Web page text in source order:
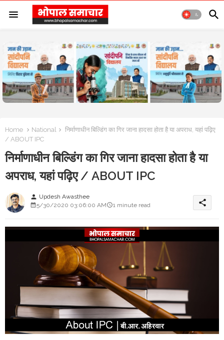
Home National
निर्माणाधीन बिल्डिंग का गिर जाना हादसा होता है या अपराध, यहां पढ़िए
/ ABOUT IPC
निर्माणाधीन बिल्डिंग का गिर जाना हादसा होता है या
अपराध, यहां पढ़िए / ABOUT IPC
person Updesh Awasthee
5/30/2020 03:06:00 AM
1 minute read share